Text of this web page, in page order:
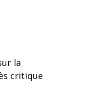
la
critique